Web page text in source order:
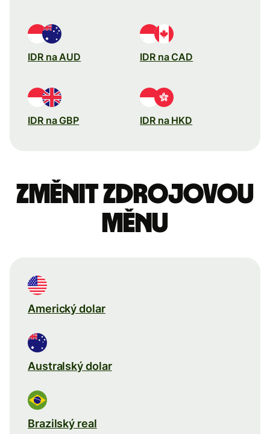
IDR na AUD IDR na CAD
IDR na GBP IDR na HKD
Změnit zdrojovou
měnu
Americký dolar
Australský dolar
Brazilský real